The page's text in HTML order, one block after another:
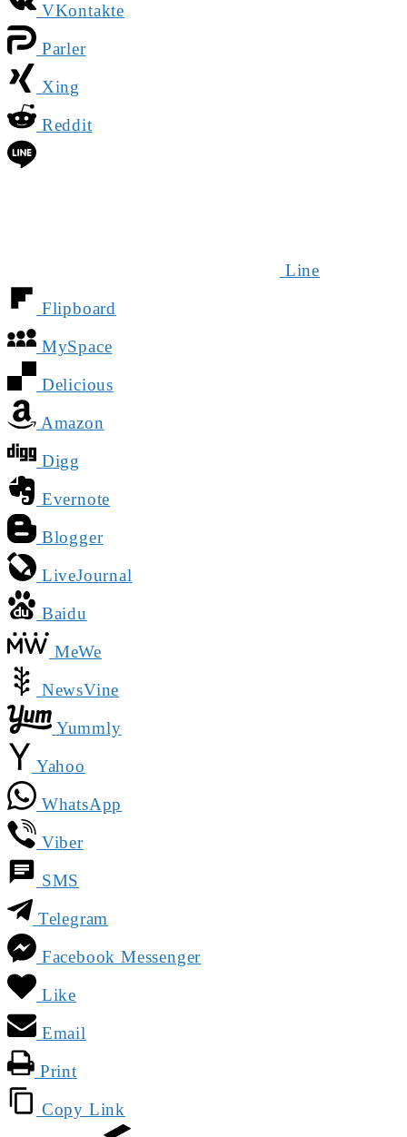
VKontakte
Parler
Xing
Reddit
Line
Flipboard
MySpace
Delicious
Amazon
Digg
Evernote
Blogger
LiveJournal
Baidu
MeWe
NewsVine
Yummly
Yahoo
WhatsApp
Viber
SMS
Telegram
Facebook Messenger
Like
Email
Print
Copy Link